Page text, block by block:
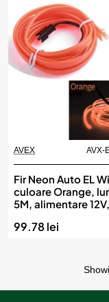
AVEX AVX-
Fir Neon Auto EL
culoare Orange,
5M, alimentare
99.78 lei